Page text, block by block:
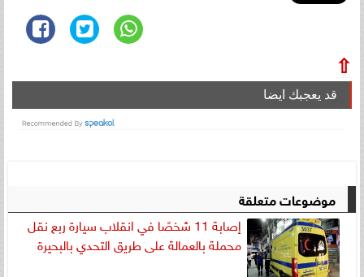
⇧
قد يعجبك ايضا
موضوعات متعلقة
إصابة 11 شخصًا في انقلاب سيارة ربع نقل
محملة بالعمالة على طريق التحدي بالبحيرة